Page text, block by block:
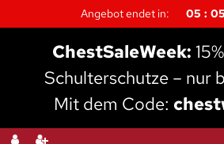
Angebot endet in: 05 05
ChestSaleWeek:
Schulterschutze – nur
Mit dem Code: